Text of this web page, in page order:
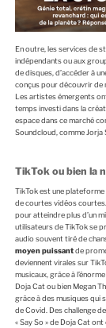
En outre, les services de
indépendants ou aux
de disques, d’accéder à
conçus pour découvrir de
Les artistes émergents
temps investi dans la
espace dans ce marché
Soundcloud, comme Jorja
TikTok ou bien la
TikTok est une
de courtes vidéos courtes.
pour atteindre plus d’un
utilisateurs de TikTok se
audio souvent tiré de
moyen puissantde
deviennent virales sur
musicaux, grâce à
Doja Cat ou bien Megan
grâce à des musiques qui
de Covid. Des challenge
« Say So » de Doja Cat